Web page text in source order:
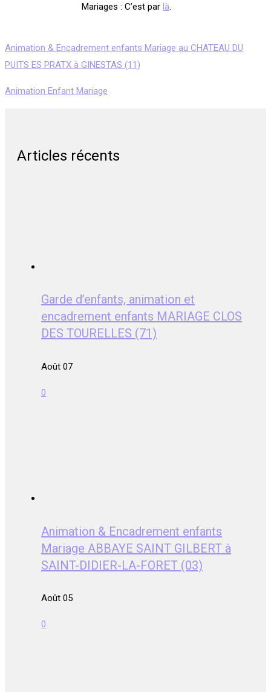
Mariages : C’est par là.
Animation & Encadrement enfants Mariage au CHATEAU DU
PUITS ES PRATX à GINESTAS (11)
Animation Enfant Mariage
Articles récents
Garde d’enfants, animation et
encadrement enfants MARIAGE CLOS
DES TOURELLES (71)
Août 07
0
Animation & Encadrement enfants
Mariage ABBAYE SAINT GILBERT à
SAINT-DIDIER-LA-FORET (03)
Août 05
0